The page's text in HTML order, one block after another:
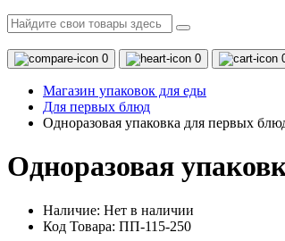
0 0
Магазин упаковок для еды
Для первых блюд
Одноразовая упаковка для первых
Одноразовая
Наличие: Нет в наличии
Код Товара: ПП-115-250